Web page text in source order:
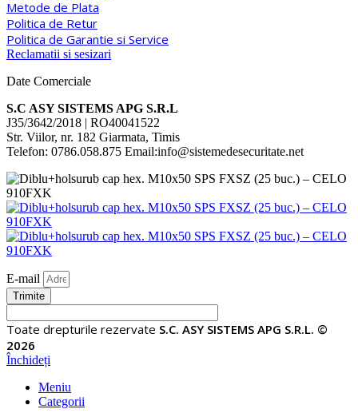
Metode de Plata
Politica de Retur
Politica de Garantie si Service
Reclamatii si sesizari
Date Comerciale
S.C ASY SISTEMS APG S.R.L
J35/3642/2018 | RO40041522
Str. Viilor, nr. 182 Giarmata, Timis
Telefon: 0786.058.875 Email:info@sistemedesecuritate.net
E-mail
Trimite
Toate drepturile rezervate S.C. ASY SISTEMS APG S.R.L. ©
2026
Închideți
Meniu
Categorii